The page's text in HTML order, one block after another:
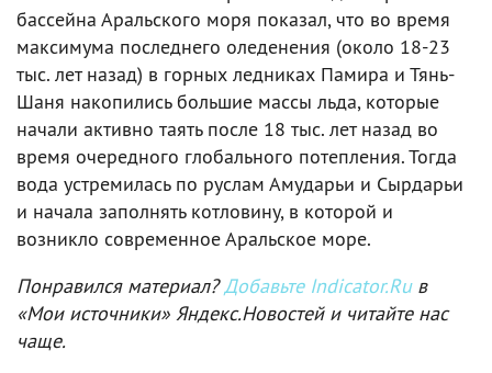
бассейна Аральского моря показал, что во время
максимума последнего оледенения (около 18-23
тыс. лет назад) в горных ледниках Памира и Тянь-
Шаня накопились большие массы льда, которые
начали активно таять после 18 тыс. лет назад во
время очередного глобального потепления. Тогда
вода устремилась по руслам Амударьи и Сырдарьи
и начала заполнять котловину, в которой и
возникло современное Аральское море.
Понравился материал?Добавьте Indicator.Ruв
«Мои источники» Яндекс.Новостей и читайте нас
чаще.